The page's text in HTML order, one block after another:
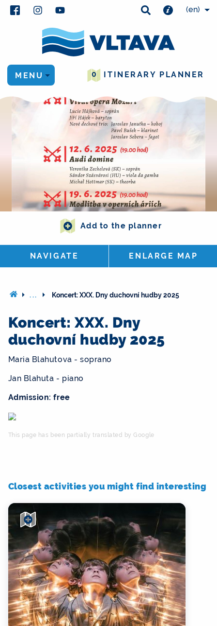
(en)
0 ITINERARY PLANNER
MENU
Add to the planner
NAVIGATE ENLARGE MAP
... Koncert: XXX. Dny duchovní hudby 2025
Koncert: XXX. Dny
duchovní hudby 2025
Maria Blahutova - soprano
Jan Blahuta - piano
Admission: free
This page has been partially translated by Google
Closest activities you might find interesting